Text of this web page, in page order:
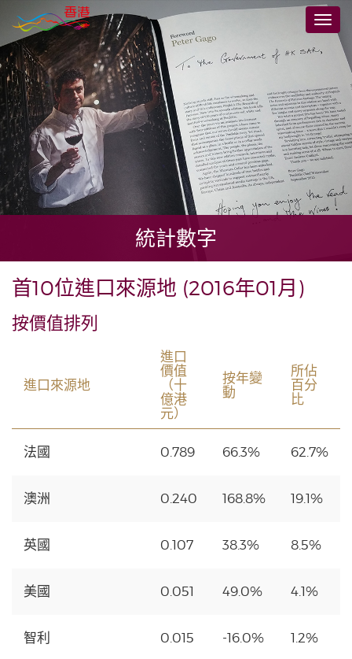
至
主
要
內
容
切
統計數字
首10位進口來源地 (2016年01月)
按價值排列
進口來源地
進口
價值
（十
億港
元）
按年變
動
所佔
百分
比
法國 0.789 66.3% 62.7%
澳洲 0.240 168.8% 19.1%
英國 0.107 38.3% 8.5%
美國 0.051 49.0% 4.1%
智利 0.015 -16.0% 1.2%